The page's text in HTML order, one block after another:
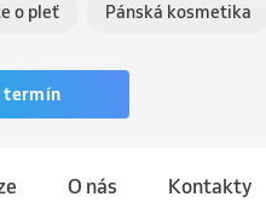
o pleť Pánská kosmetika
termín
O nás Kontakty